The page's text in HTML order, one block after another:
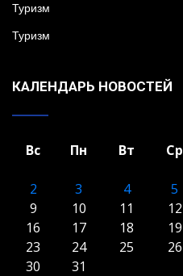
Туризм
Туризм
КАЛЕНДАРЬ НОВОСТЕЙ
Вс Пн Вт Ср
2
3 4 5
9
10 11 12
16
17 18 19
23
24 25 26
30
31